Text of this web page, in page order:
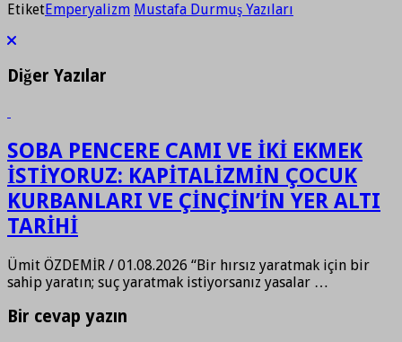
EtiketEmperyalizm Mustafa Durmuş Yazıları
Diğer Yazılar
SOBA PENCERE CAMI VE İKİ EKMEK
İSTİYORUZ: KAPİTALİZMİN ÇOCUK
KURBANLARI VE ÇİNÇİN’İN YER ALTI
TARİHİ
Ümit ÖZDEMİR / 01.08.2026 “Bir hırsız yaratmak için bir
sahip yaratın; suç yaratmak istiyorsanız yasalar …
Bir cevap yazın